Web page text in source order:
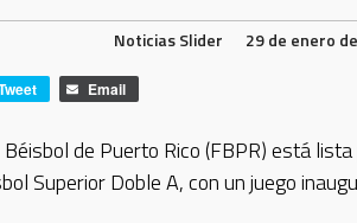
NoticiasSlider 29 de enero
Email
de Puerto Rico (FBPR) está
Superior Doble A, con un juego